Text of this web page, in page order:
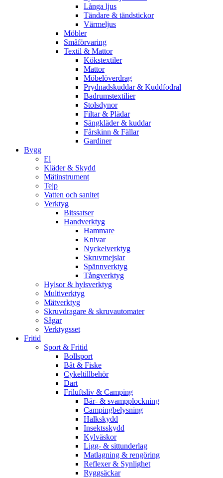
Långa ljus
Tändare & tändstickor
Värmeljus
Möbler
Småförvaring
Textil & Mattor
Kökstextiler
Mattor
Möbelöverdrag
Prydnadskuddar & Kuddfodral
Badrumstextilier
Stolsdynor
Filtar & Plädar
Sängkläder & kuddar
Fårskinn & Fällar
Gardiner
Bygg
El
Kläder & Skydd
Mätinstrument
Tejp
Vatten och sanitet
Verktyg
Bitssatser
Handverktyg
Hammare
Knivar
Nyckelverktyg
Skruvmejslar
Spännverktyg
Tångverktyg
Hylsor & hylsverktyg
Multiverktyg
Mätverktyg
Skruvdragare & skruvautomater
Sågar
Verktygsset
Fritid
Sport & Fritid
Bollsport
Båt & Fiske
Cykeltillbehör
Dart
Friluftsliv & Camping
Bär- & svampplockning
Campingbelysning
Halkskydd
Insektsskydd
Kylväskor
Ligg- & sittunderlag
Matlagning & rengöring
Reflexer & Synlighet
Ryggsäckar